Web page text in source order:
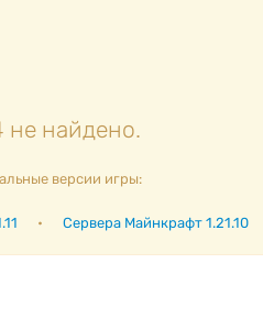
не найдено.
версии игры:
• Сервера Майнкрафт 1.21.10